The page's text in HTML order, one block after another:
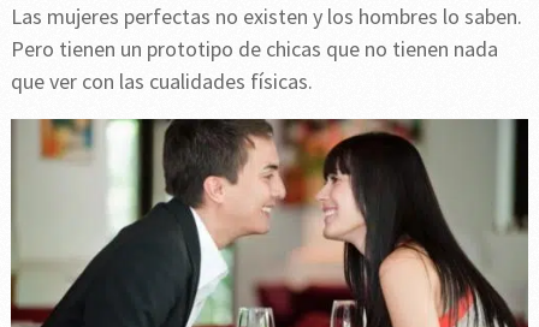
Las mujeres perfectas no existen y los hombres lo saben.
Pero tienen un prototipo de chicas que no tienen nada
que ver con las cualidades físicas.